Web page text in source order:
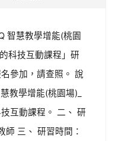
智慧教學增能(桃園
科技互動課程」研
參加，請查照。 說
教學增能(桃園場)_
互動課程。 二、 研
師 三、 研習時間：